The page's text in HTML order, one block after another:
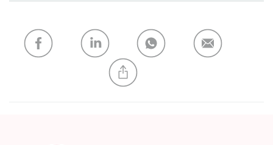
My list ADD
CREATE A NEW LIST